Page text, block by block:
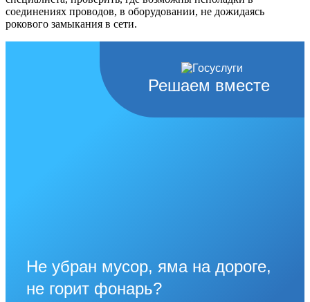
соединениях проводов, в оборудовании, не дожидаясь
рокового замыкания в сети.
Решаем вместе
Не убран мусор, яма на дороге,
не горит фонарь?